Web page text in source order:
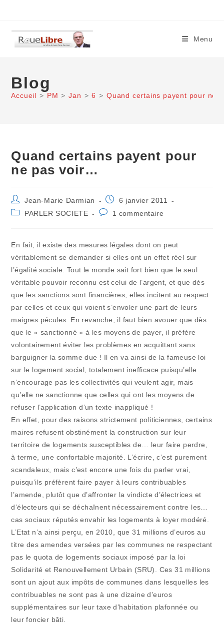
content
Menu
Blog
Accueil > PM > Jan > 6 > Quand certains payent pour ne
Quand certains payent pour
ne pas voir…
Auteur/autrice
de
la
Jean-Marie Darmian
Publication
publiée :
6 janvier 2011
PostPARLER SOCIETE
Commentaires
1 commentaire
En fait, il existe des mesures légales dont on peut
véritablement se demander si elles ont un effet réel sur
l’égalité sociale. Tout le monde sait fort bien que le seul
véritable pouvoir reconnu est celui de l’argent, et que dès
que les sanctions sont financières, elles incitent au respect
par celles et ceux qui voient s’envoler une part de leurs
maigres pécules. En revanche, il faut bien avouer que dès
que le « sanctionné » à les moyens de payer, il préfère
volontairement éviter les problèmes en acquittant sans
barguigner la somme due ! Il en va ainsi de la fameuse loi
sur le logement social, totalement inefficace puisqu’elle
n’encourage pas les collectivités qui veulent agir, mais
qu’elle ne sanctionne que celles qui ont les moyens de
refuser l’application d’un texte inappliqué !
En effet, pour des raisons strictement politiciennes, certains
maires refusent obstinément la construction sur leur
territoire de logements susceptibles de… leur faire perdre,
à terme, une confortable majorité. L’écrire, c’est purement
scandaleux, mais c’est encore une fois du parler vrai,
puisqu’ils préfèrent faire payer à leurs contribuables
l’amende, plutôt que d’affronter la vindicte d’électrices et
d’électeurs qui se déchaînent nécessairement contre les…
cas sociaux réputés envahir les logements à loyer modéré.
L’Etat n’a ainsi perçu, en 2010, que 31 millions d’euros au
titre des amendes versées par les communes ne respectant
pas le quota de logements sociaux imposé par la loi
Solidarité et Renouvellement Urbain (SRU). Ces 31 millions
sont un ajout aux impôts de communes dans lesquelles les
contribuables ne sont pas à une dizaine d’euros
supplémentaires sur leur taxe d’habitation plafonnée ou
leur foncier bâti.